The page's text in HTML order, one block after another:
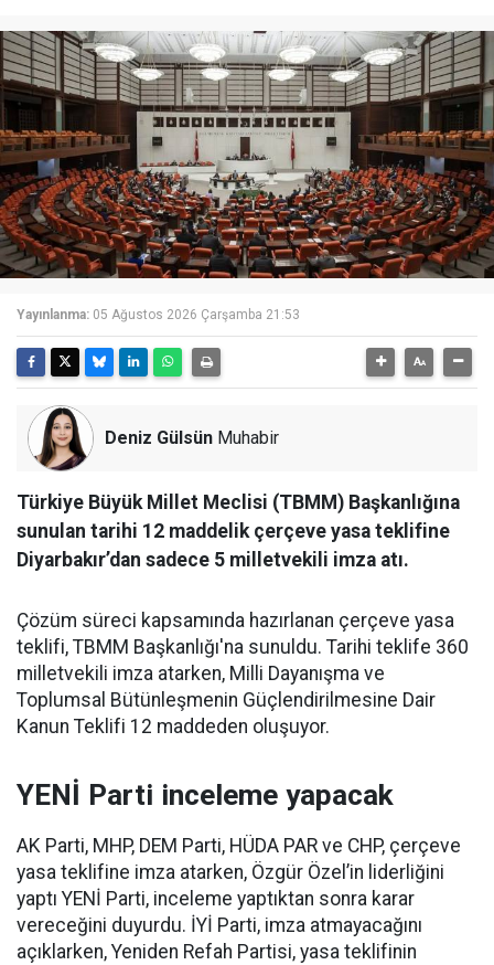
Yayınlanma: 05 Ağustos 2026 Çarşamba 21:53
Deniz Gülsün Muhabir
Türkiye Büyük Millet Meclisi (TBMM) Başkanlığına
sunulan tarihi 12 maddelik çerçeve yasa teklifine
Diyarbakır’dan sadece 5 milletvekili imza atı.
Çözüm süreci kapsamında hazırlanan çerçeve yasa
teklifi, TBMM Başkanlığı'na sunuldu. Tarihi teklife 360
milletvekili imza atarken, Milli Dayanışma ve
Toplumsal Bütünleşmenin Güçlendirilmesine Dair
Kanun Teklifi 12 maddeden oluşuyor.
YENİ Parti inceleme yapacak
AK Parti, MHP, DEM Parti, HÜDA PAR ve CHP, çerçeve
yasa teklifine imza atarken, Özgür Özel’in liderliğini
yaptı YENİ Parti, inceleme yaptıktan sonra karar
vereceğini duyurdu. İYİ Parti, imza atmayacağını
açıklarken, Yeniden Refah Partisi, yasa teklifinin